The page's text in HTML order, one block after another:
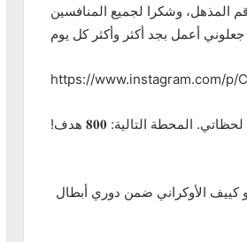
المذهل، وشكرا لجميع المنافسين
أعمل بجد أكثر وأكثر كل يوم
https://www.instagram.com/p/
وأتم: « ولكن قبل كل شيء ، بفضل عائلتي الرائعة، الحاضرة دائما في أفضل وأسوأ لحظاتي. المحطة التالية: 𝟖𝟎𝟎 هدف!
مع دينامو كييف الأوكراني ضمن دوري أبطال